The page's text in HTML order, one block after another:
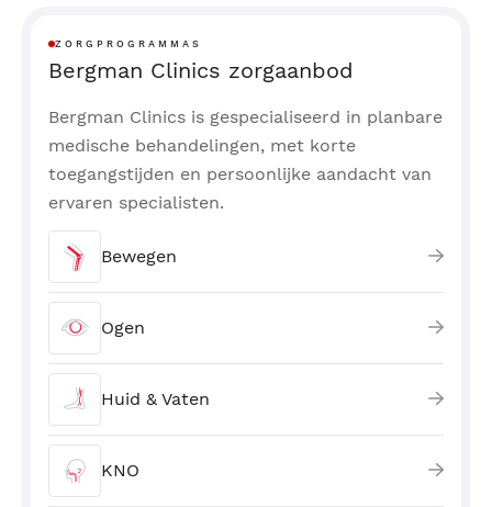
ZORGPROGRAMMAS
Bergman Clinics zorgaanbod
Bergman Clinics is gespecialiseerd in planbare
medische behandelingen, met korte
toegangstijden en persoonlijke aandacht van
ervaren specialisten.
Bewegen
Ogen
Huid & Vaten
KNO